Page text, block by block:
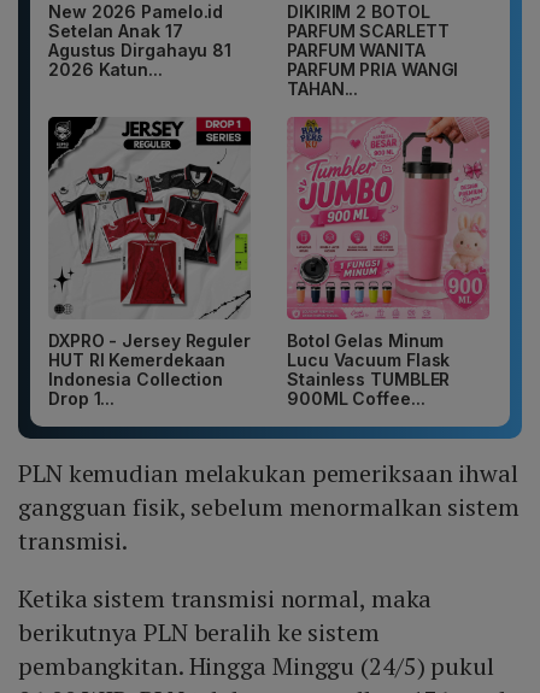
New 2026 Pamelo.id
Setelan Anak 17
Agustus Dirgahayu 81
2026 Katun...
DIKIRIM 2 BOTOL
PARFUM SCARLETT
PARFUM WANITA
PARFUM PRIA WANGI
TAHAN...
DXPRO - Jersey Reguler
HUT RI Kemerdekaan
Indonesia Collection
Drop 1...
Botol Gelas Minum
Lucu Vacuum Flask
Stainless TUMBLER
900ML Coffee...
PLN kemudian melakukan pemeriksaan ihwal
gangguan fisik, sebelum menormalkan sistem
transmisi.
Ketika sistem transmisi normal, maka
berikutnya PLN beralih ke sistem
pembangkitan. Hingga Minggu (24/5) pukul